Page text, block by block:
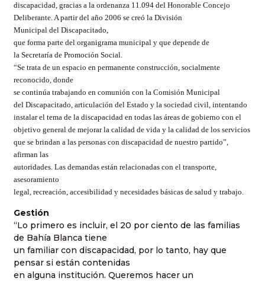
discapacidad, gracias a la ordenanza 11.094 del Honorable Concejo
Deliberante.A partir del año 2006 se creó la División
Municipal del Discapacitado,
que forma parte del organigrama municipal y que depende de
la Secretaría de Promoción Social.
“Se trata de un espacio en permanente construcción, socialmente
reconocido, donde
se continúa trabajando en comunión con la Comisión Municipal
del Discapacitado, articulación del Estado y la sociedad civil, intentando
instalar el tema de la discapacidad en todas las áreas de gobierno con el
objetivo general de mejorar la calidad de vida y la calidad de los servicios
que se brindan a las personas con discapacidad de nuestro partido”,
afirman las
autoridades. Las demandas están relacionadas con el transporte,
asesoramiento
legal, recreación, accesibilidad y necesidades básicas de salud y trabajo.
Gestión
“Lo primero es incluir, el 20 por ciento de las familias
de Bahía Blanca tiene
un familiar con discapacidad, por lo tanto, hay que
pensar si están contenidas
en alguna institución. Queremos hacer un